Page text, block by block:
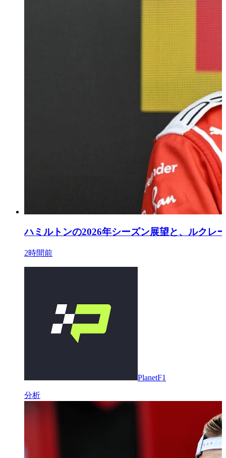
ハミルトンの2026年シーズン展望と、ルクレ
2時間前
PlanetF1
分析